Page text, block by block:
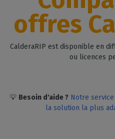
offres
CalderaRIP est disponible en
ou licences
💡 Besoin d'aide ? Notre
la solution la plus